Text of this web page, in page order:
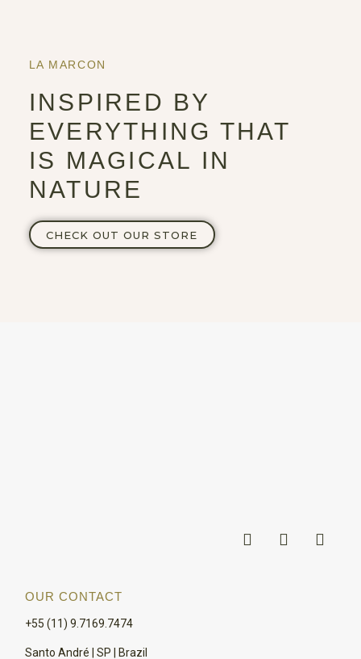
LA MARCON
INSPIRED BY
EVERYTHING THAT
IS MAGICAL IN
NATURE
CHECK OUT OUR STORE
OUR CONTACT
+55 (11) 9.7169.7474
Santo André | SP | Brazil